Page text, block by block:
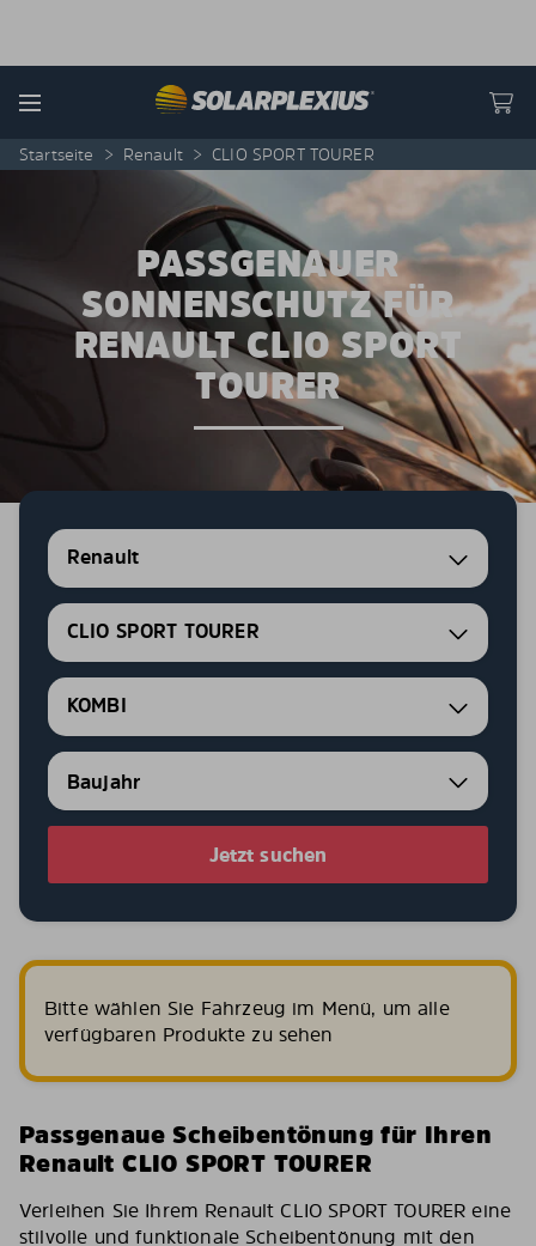
Menu
Startseite > Renault > CLIO SPORT TOURER
PASSGENAUER
SONNENSCHUTZ FÜR
RENAULT CLIO SPORT
TOURER
Renault
CLIO SPORT TOURER
KOMBI
Jetzt suchen
Bitte wählen Sie Fahrzeug im Menü, um alle
verfügbaren Produkte zu sehen
Passgenaue Scheibentönung für Ihren
Renault CLIO SPORT TOURER
Verleihen Sie Ihrem Renault CLIO SPORT TOURER eine
stilvolle und funktionale Scheibentönung mit den